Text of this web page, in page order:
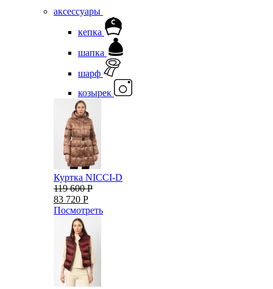
аксессуары
кепка
шапка
шарф
козырек
Куртка NICCI-D
119 600 Р
83 720 Р
Посмотреть